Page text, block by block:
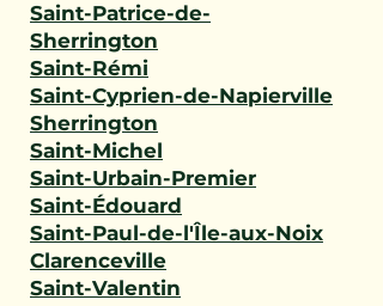
Saint-Patrice-de-
Sherrington
Saint-Rémi
Saint-Cyprien-de-Napierville
Sherrington
Saint-Michel
Saint-Urbain-Premier
Saint-Édouard
Saint-Paul-de-l'Île-aux-Noix
Clarenceville
Saint-Valentin